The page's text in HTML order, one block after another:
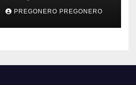
PREGONERO PREGONERO